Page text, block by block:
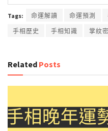
Tags: 命運解讀 命運預測
手相歷史
手相知識 掌紋
Related Posts